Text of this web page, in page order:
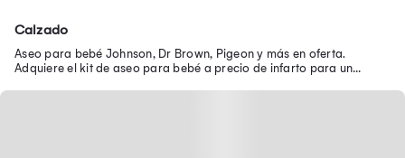
Calzado
Aseo para bebé Johnson, Dr Brown, Pigeon y más en oferta.
Adquiere el kit de aseo para bebé a precio de infarto para un